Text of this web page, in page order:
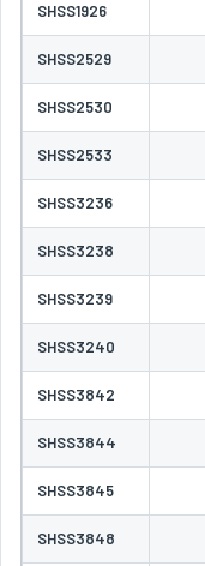
SHSS1926
SHSS2529
SHSS2530
SHSS2533
SHSS3236
SHSS3238
SHSS3239
SHSS3240
SHSS3842
SHSS3844
SHSS3845
SHSS3848